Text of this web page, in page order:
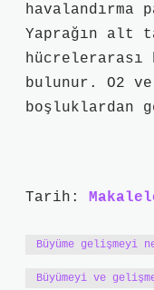
havalandırma
Yaprağın alt
bulunur. O2
boşluklardan
Tarih:
Büyüme gelişmeyi
Büyümeyi ve